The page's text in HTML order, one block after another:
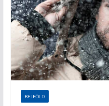
BELFÖLD